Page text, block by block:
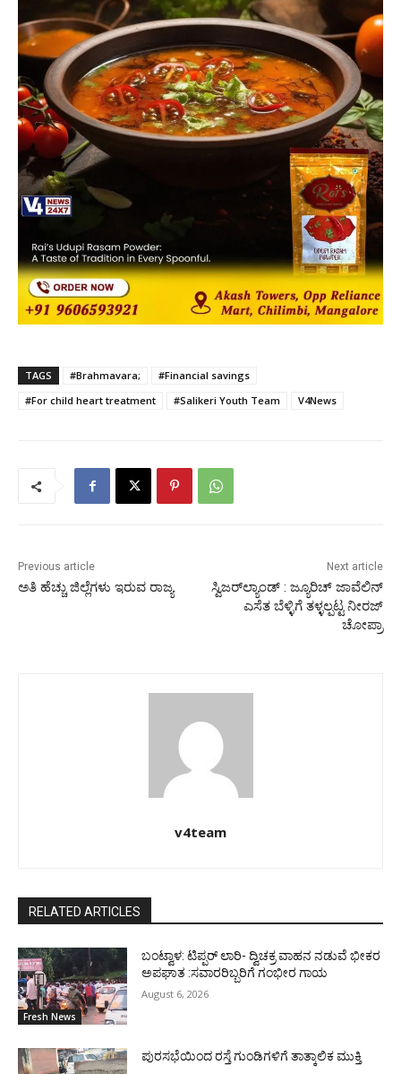
TAGS #Brahmavara;
#Financial savings
#For child heart treatment
#Salikeri Youth Team V4News
Previous article
ಅತಿ ಹೆಚ್ಚು ಜಿಲ್ಲೆಗಳು ಇರುವ ರಾಜ್ಯ
Next article
ಸ್ವಿಜರ್‌ಲ್ಯಾಂಡ್ : ಜ್ಯೂರಿಚ್‌ ಜಾವೆಲಿನ್
ಎಸೆತ ಬೆಳ್ಳಿಗೆ ತಳ್ಳಲ್ಪಟ್ಟ ನೀರಜ್
ಚೋಪ್ರಾ
v4team
RELATED ARTICLES
Fresh News
ಬಂಟ್ವಾಳ: ಟಿಪ್ಪರ್ ಲಾರಿ- ದ್ವಿಚಕ್ರ ವಾಹನ ನಡುವೆ ಭೀಕರ
ಅಪಘಾತ :ಸವಾರರಿಬ್ಬರಿಗೆ ಗಂಭೀರ ಗಾಯ
August 6, 2026
ಪುರಸಭೆಯಿಂದ ರಸ್ತೆ ಗುಂಡಿಗಳಿಗೆ ತಾತ್ಕಾಲಿಕ ಮುಕ್ತಿ